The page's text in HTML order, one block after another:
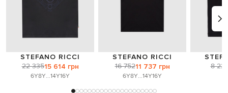
STEFANO RICCI
22 33515 614 грн
6Y8Y...14Y16Y
STEFANO RICCI
16 75211 737 грн
6Y8Y...14Y16Y
8 221